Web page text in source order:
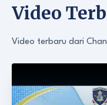
Video
Video terbaru dari